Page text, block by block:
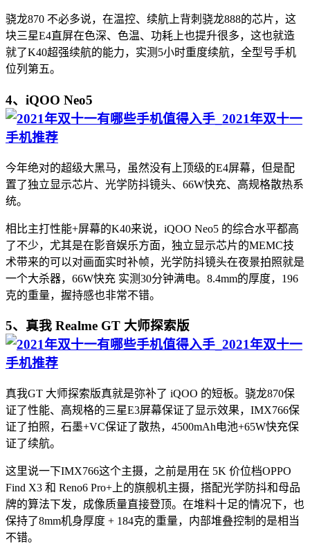
骁龙870 不必多说，在温控、续航上背刺骁龙888的芯片，这
块三星E4直屏在色深、色温、功耗上也提升很多，这也就造
就了K40超强续航的能力，实测5小时重度续航，全型号手机
位列第五。
4、iQOO Neo5
今年绝对的超级大黑马，虽然没有上顶级的E4屏幕，但是配
置了独立显示芯片、光学防抖镜头、66W快充、高规格散热系
统。
相比主打性能+屏幕的K40来说，iQOO Neo5 的综合水平都高
了不少，尤其是在影音娱乐方面，独立显示芯片的MEMC技
术带来的可以对画面实时补帧，光学防抖镜头在夜景拍照就是
一个大杀器，66W快充 实测30分钟满电。8.4mm的厚度，196
克的重量，握持感也非常不错。
5、真我 Realme GT 大师探索版
真我GT 大师探索版真就是弥补了 iQOO 的短板。骁龙870保
证了性能、高规格的三星E3屏幕保证了显示效果，IMX766保
证了拍照，石墨+VC保证了散热，4500mAh电池+65W快充保
证了续航。
这里说一下IMX766这个主摄，之前是用在 5K 价位档OPPO
Find X3 和 Reno6 Pro+上的旗舰机主摄，搭配光学防抖和母品
牌的算法下发，成像质量直接登顶。在堆料十足的情况下，也
保持了8mm机身厚度 + 184克的重量，内部堆叠控制的是相当
不错。